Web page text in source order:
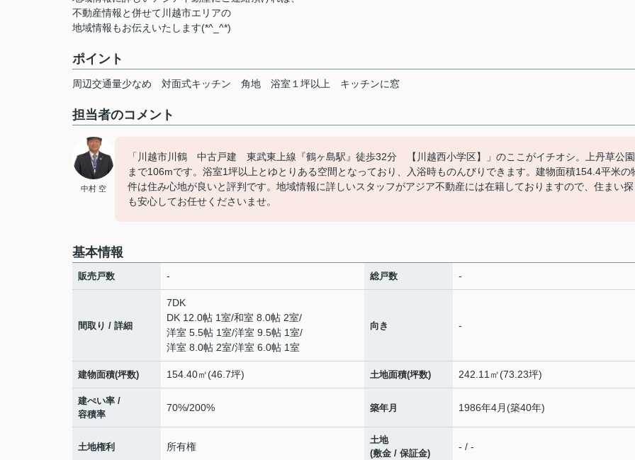
不動産情報と併せて川越市エリアの
地域情報もお伝えいたします(*^_^*)
ポイント
周辺交通量少なめ 対面式キッチン 角地 浴室１坪以上 キッチンに窓
担当者のコメント
中村 空
「川越市川鶴 中古戸建 東武東上線『鶴ヶ島駅』徒歩32分 【川越西小学区】」のここがイチオシ。上丹草公園
まで106mです。浴室1坪以上とゆとりある空間となっており、入浴時ものんびりできます。建物面積154.4平米の
件は住み心地が良いと評判です。地域情報に詳しいスタッフがアジア不動産には在籍しておりますので、住まい
も安心してお任せくださいませ。
基本情報
販売戸数 - 総戸数 -
間取り / 詳細
7DK
DK 12.0帖 1室/和室 8.0帖 2室/
洋室 5.5帖 1室/洋室 9.5帖 1室/
洋室 8.0帖 2室/洋室 6.0帖 1室
向き -
建物面積(坪数) 154.40㎡(46.7坪) 土地面積(坪数) 242.11㎡(73.23坪)
建ぺい率 /
容積率
70%/200% 築年月 1986年4月(築40年)
土地権利 所有権
土地
(敷金 / 保証金)
- / -